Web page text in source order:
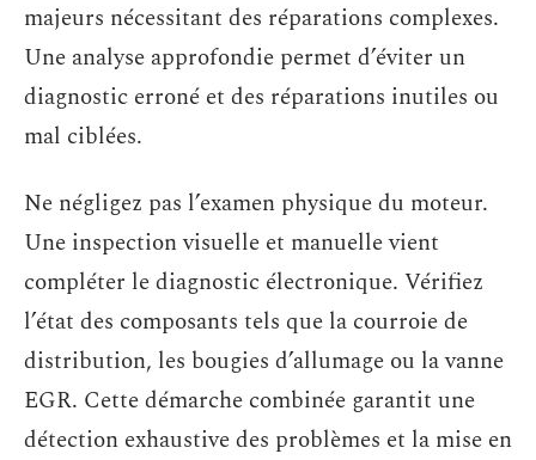
majeurs nécessitant des réparations complexes.
Une analyse approfondie permet d’éviter un
diagnostic erroné et des réparations inutiles ou
mal ciblées.
Ne négligez pas l’examen physique du moteur.
Une inspection visuelle et manuelle vient
compléter le diagnostic électronique. Vérifiez
l’état des composants tels que la courroie de
distribution, les bougies d’allumage ou la vanne
EGR. Cette démarche combinée garantit une
détection exhaustive des problèmes et la mise en